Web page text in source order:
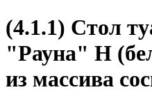
(4.1.1) Стол
"Рауна" Н
из массива